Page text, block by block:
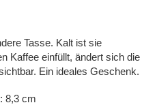
Tasse. Kalt ist sie
Kaffee einfüllt, ändert sich die
Ein ideales Geschenk.
8,3 cm